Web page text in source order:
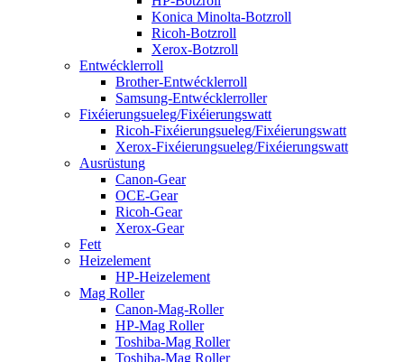
Konica Minolta-Botzroll
Ricoh-Botzroll
Xerox-Botzroll
Entwécklerroll
Brother-Entwécklerroll
Samsung-Entwécklerroller
Fixéierungsueleg/Fixéierungswatt
Ricoh-Fixéierungsueleg/Fixéierungswatt
Xerox-Fixéierungsueleg/Fixéierungswatt
Ausrüstung
Canon-Gear
OCE-Gear
Ricoh-Gear
Xerox-Gear
Fett
Heizelement
HP-Heizelement
Mag Roller
Canon-Mag-Roller
HP-Mag Roller
Toshiba-Mag Roller
Toshiba-Mag Roller